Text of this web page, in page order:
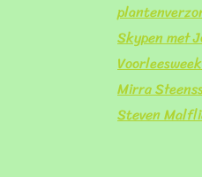
Skypen met
Mirra
Steven